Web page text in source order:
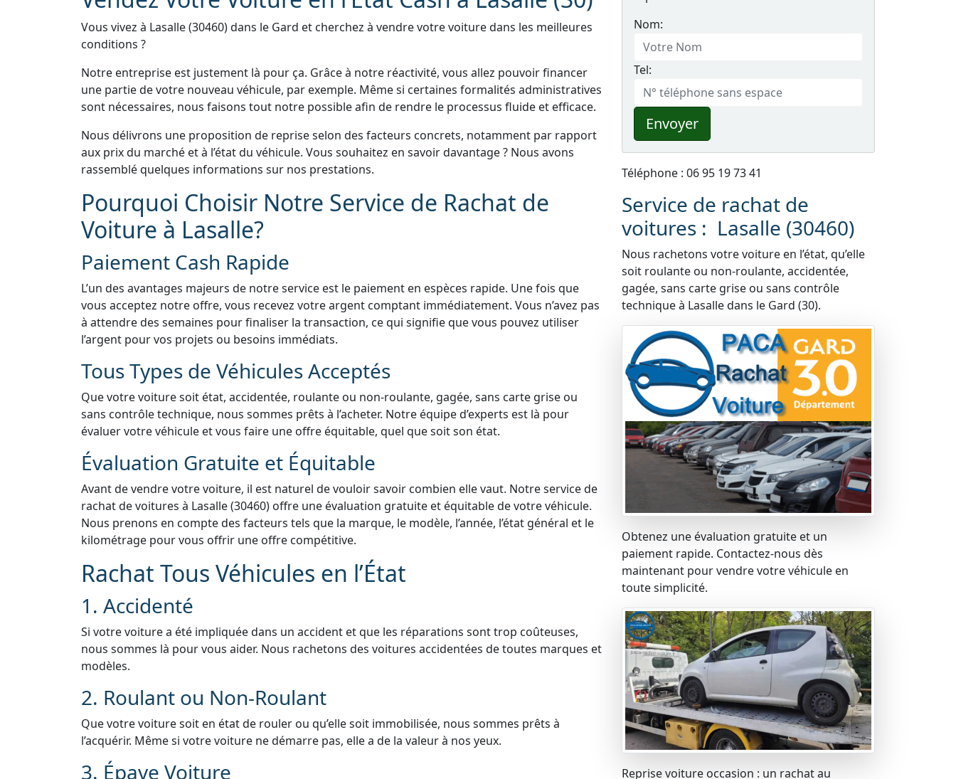
Vous vivez à Lasalle (30460) dans le Gard et cherchez à vendre votre voiture dans les meilleures
conditions ?
Notre entreprise est justement là pour ça. Grâce à notre réactivité, vous allez pouvoir financer
une partie de votre nouveau véhicule, par exemple. Même si certaines formalités administratives
sont nécessaires, nous faisons tout notre possible afin de rendre le processus fluide et efficace.
Nous délivrons une proposition de reprise selon des facteurs concrets, notamment par rapport
aux prix du marché et à l’état du véhicule. Vous souhaitez en savoir davantage ? Nous avons
rassemblé quelques informations sur nos prestations.
Pourquoi Choisir Notre Service de Rachat de
Voiture à Lasalle?
Paiement Cash Rapide
L’un des avantages majeurs de notre service est le paiement en espèces rapide. Une fois que
vous acceptez notre offre, vous recevez votre argent comptant immédiatement. Vous n’avez pas
à attendre des semaines pour finaliser la transaction, ce qui signifie que vous pouvez utiliser
l’argent pour vos projets ou besoins immédiats.
Tous Types de Véhicules Acceptés
Que votre voiture soit état, accidentée, roulante ou non-roulante, gagée, sans carte grise ou
sans contrôle technique, nous sommes prêts à l’acheter. Notre équipe d’experts est là pour
évaluer votre véhicule et vous faire une offre équitable, quel que soit son état.
Évaluation Gratuite et Équitable
Avant de vendre votre voiture, il est naturel de vouloir savoir combien elle vaut. Notre service de
rachat de voitures à Lasalle (30460) offre une évaluation gratuite et équitable de votre véhicule.
Nous prenons en compte des facteurs tels que la marque, le modèle, l’année, l’état général et le
kilométrage pour vous offrir une offre compétitive.
Rachat Tous Véhicules en l’État
1. Accidenté
Si votre voiture a été impliquée dans un accident et que les réparations sont trop coûteuses,
nous sommes là pour vous aider. Nous rachetons des voitures accidentées de toutes marques et
modèles.
2. Roulant ou Non-Roulant
Que votre voiture soit en état de rouler ou qu’elle soit immobilisée, nous sommes prêts à
l’acquérir. Même si votre voiture ne démarre pas, elle a de la valeur à nos yeux.
3. Épave Voiture
Nom:
Tel:
Envoyer
Téléphone : 06 95 19 73 41
Service de rachat de
voitures : Lasalle (30460)
Nous rachetons votre voiture en l’état, qu’elle
soit roulante ou non-roulante, accidentée,
gagée, sans carte grise ou sans contrôle
technique à Lasalle dans le Gard (30).
Obtenez une évaluation gratuite et un
paiement rapide. Contactez-nous dès
maintenant pour vendre votre véhicule en
toute simplicité.
Reprise voiture occasion : un rachat au